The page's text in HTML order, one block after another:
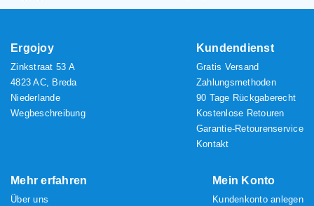
Ergojoy
Zinkstraat 53 A
4823 AC, Breda
Niederlande
Wegbeschreibung
Kundendienst
Gratis Versand
Zahlungsmethoden
90 Tage Rückgaberecht
Kostenlose Retouren
Garantie-Retourenservice
Kontakt
Mehr erfahren
Über uns
Mein Konto
Kundenkonto anlegen